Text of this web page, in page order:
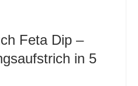
Feta Dip –
in 5